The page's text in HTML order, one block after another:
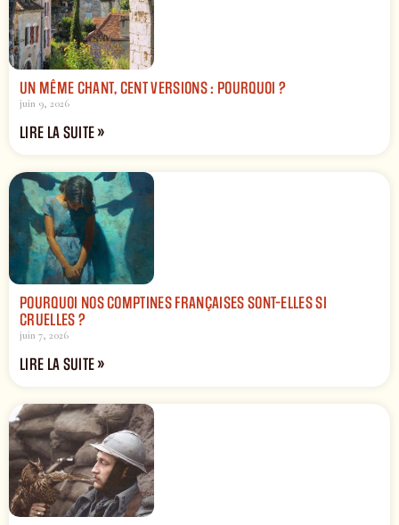
UN MÊME CHANT, CENT VERSIONS : POURQUOI ?
juin 9, 2026
LIRE LA SUITE »
POURQUOI NOS COMPTINES FRANÇAISES SONT-ELLES SI
CRUELLES ?
juin 7, 2026
LIRE LA SUITE »